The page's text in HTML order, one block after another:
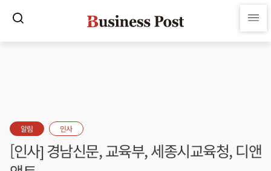
알림 인사
[인사] 경남신문, 교육부, 세종시교육청, 디앤